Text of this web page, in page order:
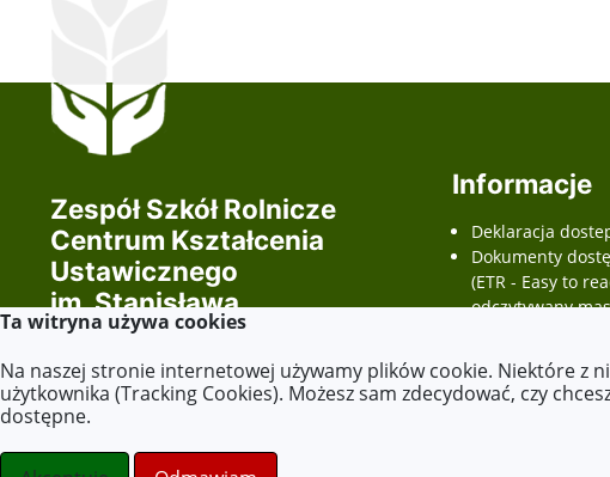
Zespół Szkół Rolnicze
Centrum Kształcenia
Ustawicznego
im. Stanisława
Staszica
Wszelkie prawa zastrzeżone ©.
stronydlaoswaity.pl
Strony internetowe dla szkółotwiera się w nowym oknie
Informacje
Deklaracja
Dokumenty
(ETR - Easy to
odczytywany
dostępności, etc.)
Ta witryna używa cookies
Na naszej stronie internetowej używamy plików cookie. Niektóre z
użytkownika (Tracking Cookies). Możesz sam zdecydować, czy
dostępne.